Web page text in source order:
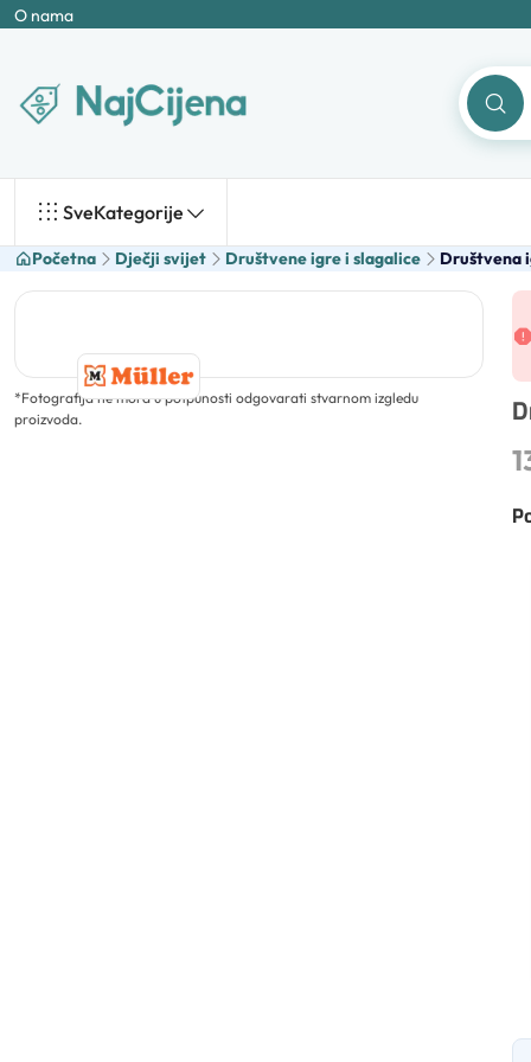
O nama
SveKategorije
Početna Dječji svijet Društvene igre i slagalice Društvena
*Fotografija ne mora u potpunosti odgovarati stvarnom izgledu
proizvoda.